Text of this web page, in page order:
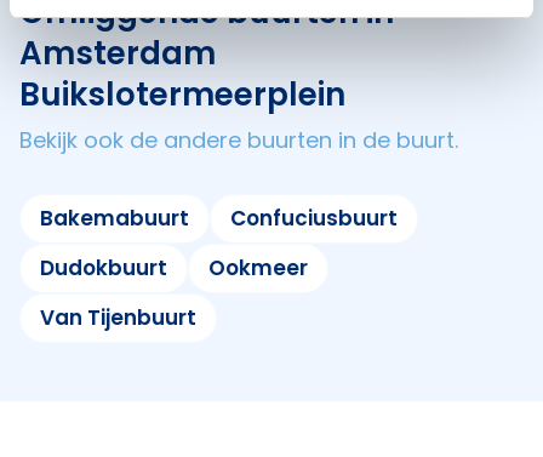
Omliggende buurten in
Amsterdam
Buikslotermeerplein
Bekijk ook de andere buurten in de buurt.
Bakemabuurt
Confuciusbuurt
Dudokbuurt
Ookmeer
Van Tijenbuurt